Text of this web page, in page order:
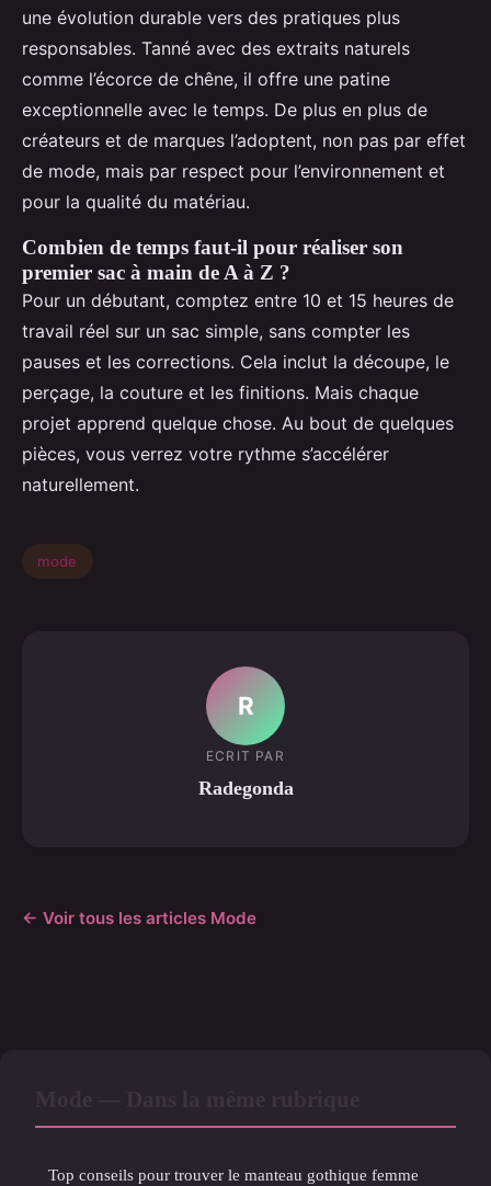
une évolution durable vers des pratiques plus
responsables. Tanné avec des extraits naturels
comme l’écorce de chêne, il offre une patine
exceptionnelle avec le temps. De plus en plus de
créateurs et de marques l’adoptent, non pas par effet
de mode, mais par respect pour l’environnement et
pour la qualité du matériau.
Combien de temps faut-il pour réaliser son
premier sac à main de A à Z ?
Pour un débutant, comptez entre 10 et 15 heures de
travail réel sur un sac simple, sans compter les
pauses et les corrections. Cela inclut la découpe, le
perçage, la couture et les finitions. Mais chaque
projet apprend quelque chose. Au bout de quelques
pièces, vous verrez votre rythme s’accélérer
naturellement.
mode
R
ECRIT PAR
Radegonda
← Voir tous les articles Mode
Top conseils pour trouver le manteau gothique femme